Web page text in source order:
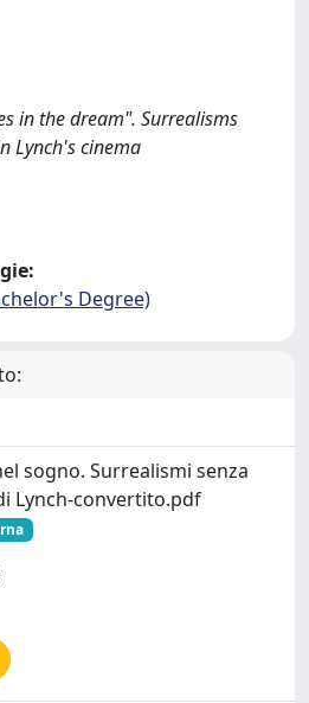
in the dream". Surrealisms
Lynch's cinema
Degree)
sogno. Surrealismi senza
Lynch-convertito.pdf